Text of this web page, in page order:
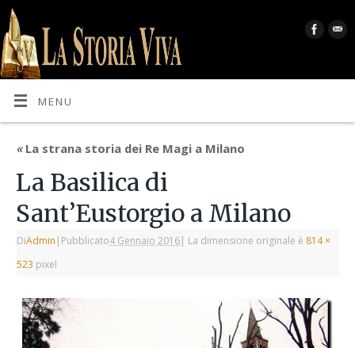
MENU
«La strana storia dei Re Magi a Milano
La Basilica di
Sant’Eustorgio a Milano
DiAdmin | Pubblicato4 Gennaio 2016| La dimensione originale è 814 ×
523 pixel